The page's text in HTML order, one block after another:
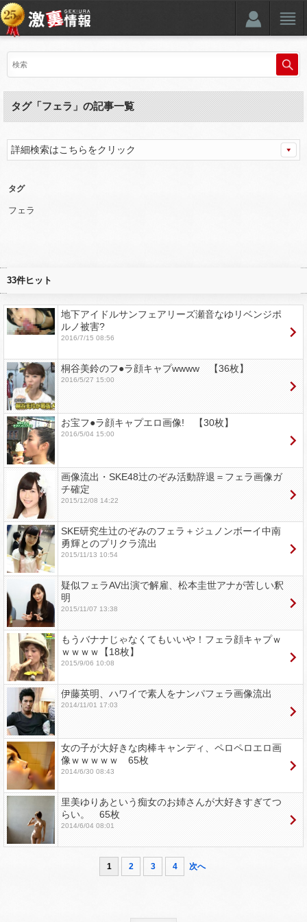
タグ「フェラ」の記事一覧
詳細検索はこちらをクリック
タグ
フェラ
33件ヒット
地下アイドルサンフェアリーズ瀬音なゆリベンジポ
ルノ被害?
2016/7/15 08:56
桐谷美鈴のフ●ラ顔キャプwwww 【36枚】
2016/5/27 15:00
お宝フ●ラ顔キャプエロ画像! 【30枚】
2016/5/04 15:00
画像流出・SKE48辻のぞみ活動辞退＝フェラ画像ガ
チ確定
2015/12/08 14:22
SKE研究生辻のぞみのフェラ＋ジュノンボーイ中南
勇輝とのプリクラ流出
2015/11/13 10:54
疑似フェラAV出演で解雇、松本圭世アナが苦しい釈
明
2015/11/07 13:38
もうバナナじゃなくてもいいや！フェラ顔キャプｗ
ｗｗｗｗ【18枚】
2015/9/06 10:08
伊藤英明、ハワイで素人をナンパフェラ画像流出
2014/11/01 17:03
女の子が大好きな肉棒キャンディ、ペロペロエロ画
像ｗｗｗｗｗ 65枚
2014/6/30 08:43
里美ゆりあという痴女のお姉さんが大好きすぎてつ
らい。 65枚
2014/6/04 08:01
1 2 3 4 次へ